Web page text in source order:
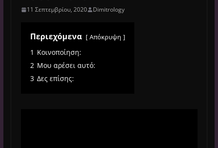
11 Σεπτεμβρίου, 2020 Dimitrology
Περιεχόμενα Απόκρυψη
1 Κοινοποίηση:
2 Μου αρέσει αυτό:
3 Δες επίσης: